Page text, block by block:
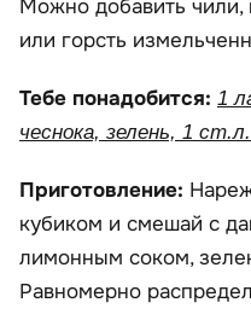
Можно добавить
или горсть
Тебе понадобится: 1
чеснока, зелень, 1
Приготовление:
кубиком и смешай с
лимонным соком,
Равномерно